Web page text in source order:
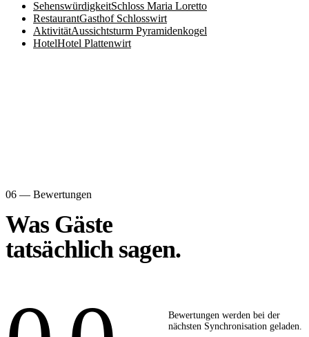
SehenswürdigkeitSchloss Maria Loretto
RestaurantGasthof Schlosswirt
AktivitätAussichtsturm Pyramidenkogel
HotelHotel Plattenwirt
06 — Bewertungen
Was Gäste
tatsächlich sagen.
Bewertungen werden bei der
nächsten Synchronisation geladen.